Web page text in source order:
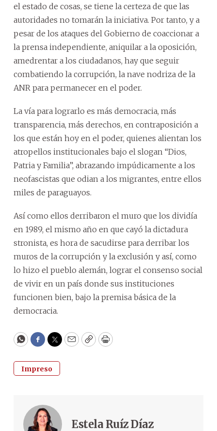
el estado de cosas, se tiene la certeza de que las
autoridades no tomarán la iniciativa. Por tanto, y a
pesar de los ataques del Gobierno de coaccionar a
la prensa independiente, aniquilar a la oposición,
amedrentar a los ciudadanos, hay que seguir
combatiendo la corrupción, la nave nodriza de la
ANR para permanecer en el poder.
La vía para lograrlo es más democracia, más
transparencia, más derechos, en contraposición a
los que están hoy en el poder, quienes alientan los
atropellos institucionales bajo el slogan “Dios,
Patria y Familia”, abrazando impúdicamente a los
neofascistas que odian a los migrantes, entre ellos
miles de paraguayos.
Así como ellos derribaron el muro que los dividía
en 1989, el mismo año en que cayó la dictadura
stronista, es hora de sacudirse para derribar los
muros de la corrupción y la exclusión y así, como
lo hizo el pueblo alemán, lograr el consenso social
de vivir en un país donde sus instituciones
funcionen bien, bajo la premisa básica de la
democracia.
WhatsApp
Facebook
Twitter
EmailCopyPrint
Impreso
Estela Ruíz Díaz